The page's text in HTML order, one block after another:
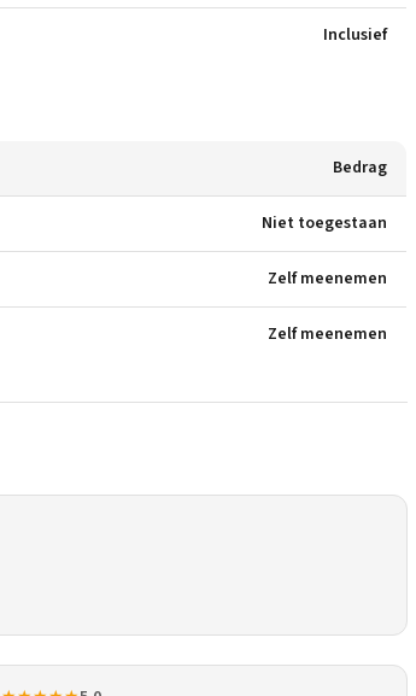
Inclusief
Bedrag
Niet toegestaan
Zelf meenemen
Zelf meenemen